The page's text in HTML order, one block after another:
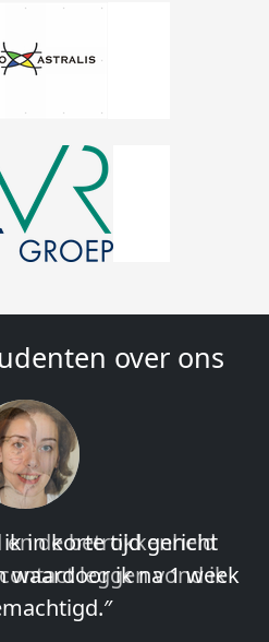
over ons
en de betrokkenheid
leggen vond ik